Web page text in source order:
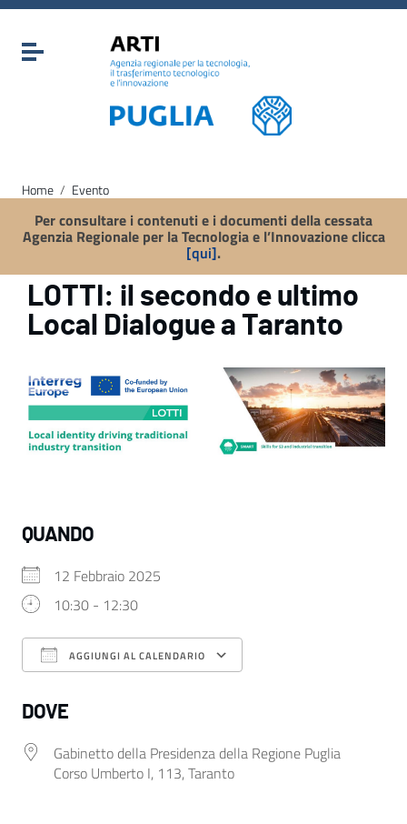
Vai ai contenuti
Vai al menu di navigazione
Vai al footer
Attiva / disattiva la navigazione
Home / Evento
Per consultare i contenuti e i documenti della cessata
Agenzia Regionale per la Tecnologia e l’Innovazione clicca
[qui].
LOTTI: il secondo e ultimo
Local Dialogue a Taranto
QUANDO
12 Febbraio 2025
10:30 - 12:30
AGGIUNGI AL CALENDARIO
DOVE
Gabinetto della Presidenza della Regione Puglia
Corso Umberto I, 113, Taranto